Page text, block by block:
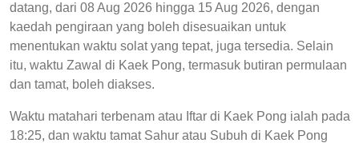
datang, dari 08 Aug 2026 hingga 15 Aug 2026, dengan
kaedah pengiraan yang boleh disesuaikan untuk
menentukan waktu solat yang tepat, juga tersedia. Selain
itu, waktu Zawal di Kaek Pong, termasuk butiran permulaan
dan tamat, boleh diakses.
Waktu matahari terbenam atau Iftar di Kaek Pong ialah pada
18:25, dan waktu tamat Sahur atau Subuh di Kaek Pong